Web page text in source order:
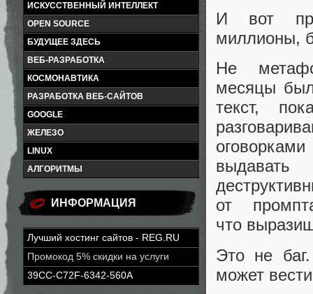
ИСКУССТВЕННЫЙ ИНТЕЛЛЕКТ
OPEN SOURCE
БУДУЩЕЕ ЗДЕСЬ
ВЕБ-РАЗРАБОТКА
КОСМОНАВТИКА
РАЗРАБОТКА ВЕБ-САЙТОВ
GOOGLE
ЖЕЛЕЗО
LINUX
АЛГОРИТМЫ
ИНФОРМАЦИЯ
Лучший хостинг сайтов - REG.RU
Промокод 5% скидки на услуги
39CC-C72F-6342-560A
И вот
миллионы,
Не
месяцы был
текст,
от
что
Это не
может